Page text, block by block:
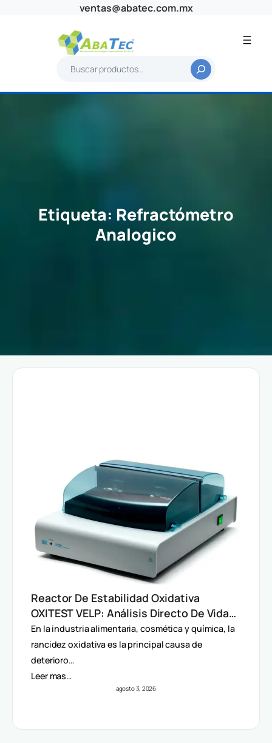
ventas@abatec.com.mx
s
Etiqueta: Refractómetro
Analogico
Reactor De Estabilidad Oxidativa
OXITEST VELP: Análisis Directo De Vida
Útil Sin Extracción De Grasa
En la industria alimentaria, cosmética y química, la
rancidez oxidativa es la principal causa de
deterioro…
Leer mas…
agosto 3, 2026